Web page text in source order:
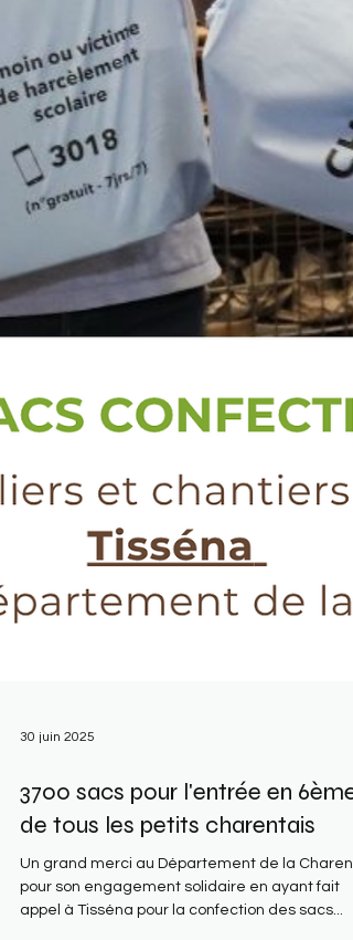
3700 sacs pour l'entrée en 6ème
de tous les petits charentais
Un grand merci au Département de la